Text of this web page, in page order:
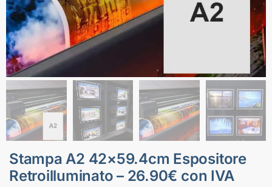
Stampa A2 42×59.4cm Espositore
Retroilluminato – 26.90€ con IVA